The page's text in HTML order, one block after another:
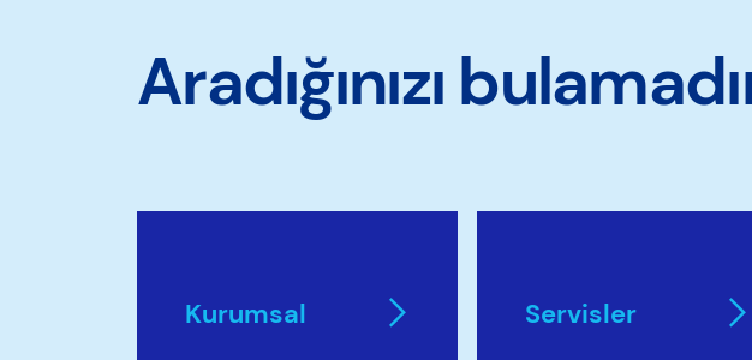
Aradığınızı
Kurumsal Servisler